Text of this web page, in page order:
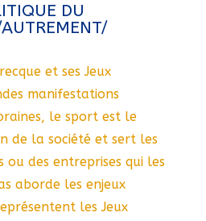
DU
et ses Jeux
manifestations
le sport est le
de la société et sert les
ou des entreprises qui les
aborde les enjeux
les Jeux